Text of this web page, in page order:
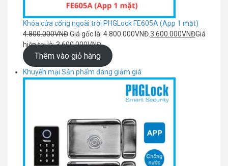
Khóa cửa cổng ngoài trời PHGLock FE605A (App 1 mặt)
4.800.000VNĐGiá gốc là: 4.800.000VNĐ.3.600.000VNĐGiá
hiện tại là: 3.600.000VNĐ.
Thêm vào giỏ hàng
Khuyến mại Sản phẩm đang giảm giá